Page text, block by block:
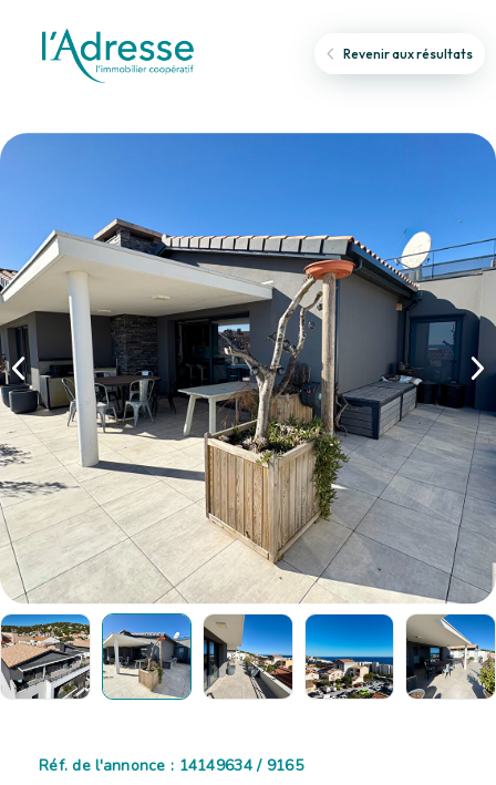
Revenir aux résultats
Réf. de l'annonce : 14149634 / 9165